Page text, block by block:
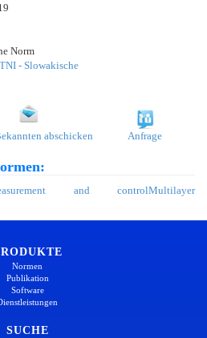
Norm
- Slowakische
abschicken Anfrage
and controlMultilayer
Normen
Publikation
Software
SUCHE